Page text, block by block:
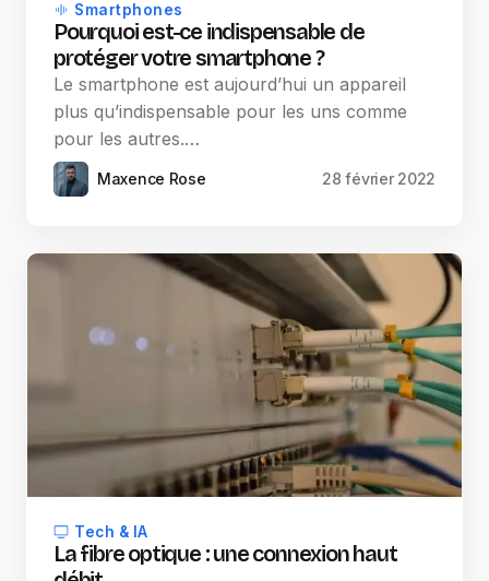
Smartphones
Pourquoi est-ce indispensable de
protéger votre smartphone ?
Le smartphone est aujourd’hui un appareil
plus qu’indispensable pour les uns comme
pour les autres.…
Maxence Rose 28 février 2022
Tech & IA
La fibre optique : une connexion haut